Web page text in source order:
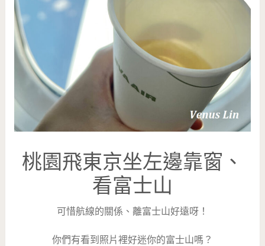
桃園飛東京坐左邊靠窗、
看富士山
可惜航線的關係、離富士山好遠呀！
你們有看到照片裡好迷你的富士山嗎？